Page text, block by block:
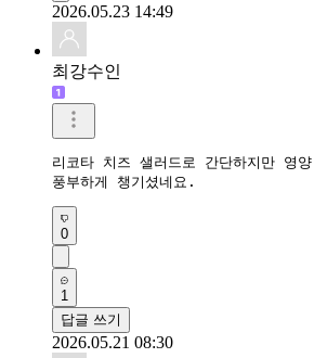
2026.05.23 14:49
최강수인
리코타 치즈 샐러드로 간단하지만 영양
풍부하게 챙기셨네요.
0
1
답글 쓰기
2026.05.21 08:30